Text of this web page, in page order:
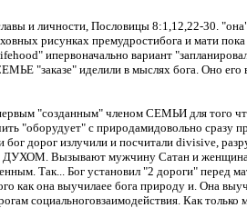
и личности, Пословицы 8:1,12,22-30. "она
рисунках премудростибога и мати пока
ипервоначально вариант
"заказе" иделили в мыслях бога. Оно его
"созданным" членом СЕМЬИ для того
"оборудует" с природамидовольно сразу
бог дорог излучили и посчитали divisive,
ДУХОМ. Вызывают мужчину Сатан и
Так... Бог установил "2 дороги" перед
как она выучилаее бога природу и. Она
социальноговзаимодействия. Как только